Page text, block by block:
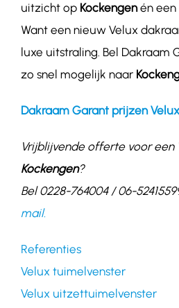
uitzicht op Kockengenén een
Want een nieuw Velux
luxe uitstraling. Bel Dakraam
zo snel mogelijk naar
Dakraam Garant prijzen
Vrijblijvende offerte voor een
Kockengen?
Bel 0228-764004 / 06-
mail.
Referenties
Velux tuimelvenster
Velux uitzettuimelvenster